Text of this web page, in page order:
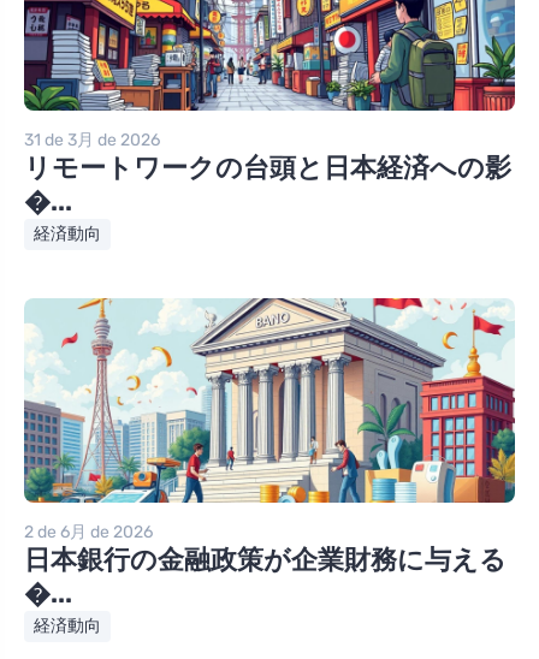
31 de 3月 de 2026
リモートワークの台頭と日本経済への影
�...
経済動向
2 de 6月 de 2026
日本銀行の金融政策が企業財務に与える
�...
経済動向